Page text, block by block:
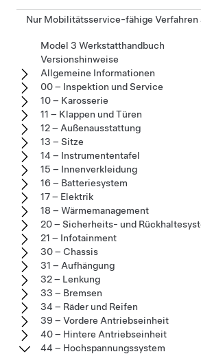
Nur Mobilitätsservice-fähige Verfahren
Model 3 Werkstatthandbuch
Versionshinweise
Allgemeine Informationen
00 – Inspektion und Service
10 – Karosserie
11 – Klappen und Türen
12 – Außenausstattung
13 – Sitze
14 – Instrumententafel
15 – Innenverkleidung
16 – Batteriesystem
17 – Elektrik
18 – Wärmemanagement
20 – Sicherheits- und
21 – Infotainment
30 – Chassis
31 – Aufhängung
32 – Lenkung
33 – Bremsen
34 – Räder und Reifen
39 – Vordere Antriebseinheit
40 – Hintere Antriebseinheit
44 – Hochspannungssystem